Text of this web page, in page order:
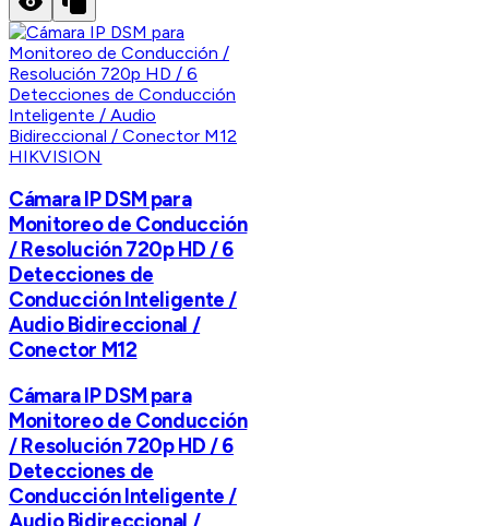
HIKVISION
Cámara IP DSM para
Monitoreo de Conducción
/ Resolución 720p HD / 6
Detecciones de
Conducción Inteligente /
Audio Bidireccional /
Conector M12
Cámara IP DSM para
Monitoreo de Conducción
/ Resolución 720p HD / 6
Detecciones de
Conducción Inteligente /